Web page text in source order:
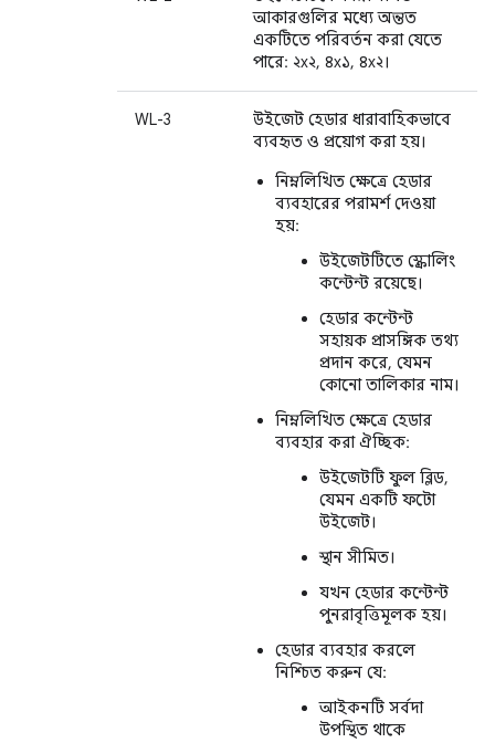
আকারগুলির মধ্যে অন্তত
একটিতে পরিবর্তন করা যেতে
পারে: ২x২, ৪x১, ৪x২।
WL-3
উইজেট হেডার ধারাবাহিকভাবে
ব্যবহৃত ও প্রয়োগ করা হয়।
নিম্নলিখিত ক্ষেত্রে হেডার
ব্যবহারের পরামর্শ দেওয়া
হয়:
উইজেটটিতে স্ক্রোলিং
কন্টেন্ট রয়েছে।
হেডার কন্টেন্ট
সহায়ক প্রাসঙ্গিক তথ্য
প্রদান করে, যেমন
কোনো তালিকার নাম।
নিম্নলিখিত ক্ষেত্রে হেডার
ব্যবহার করা ঐচ্ছিক:
উইজেটটি ফুল ব্লিড,
যেমন একটি ফটো
উইজেট।
স্থান সীমিত।
যখন হেডার কন্টেন্ট
পুনরাবৃত্তিমূলক হয়।
হেডার ব্যবহার করলে
নিশ্চিত করুন যে:
আইকনটি সর্বদা
উপস্থিত থাকে